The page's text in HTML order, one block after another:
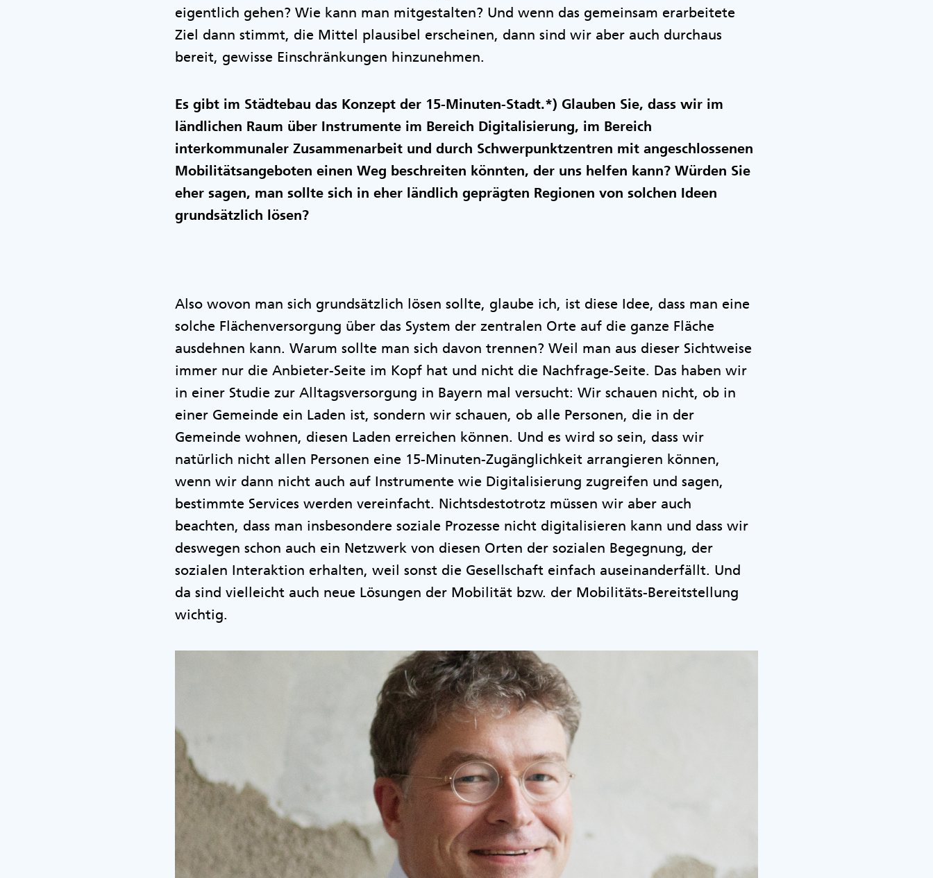
eigentlich gehen? Wie kann man mitgestalten? Und wenn das gemeinsam erarbeitete
Ziel dann stimmt, die Mittel plausibel erscheinen, dann sind wir aber auch durchaus
bereit, gewisse Einschränkungen hinzunehmen.
Es gibt im Städtebau das Konzept der 15-Minuten-Stadt.*) Glauben Sie, dass wir im
ländlichen Raum über Instrumente im Bereich Digitalisierung, im Bereich
interkommunaler Zusammenarbeit und durch Schwerpunktzentren mit angeschlossenen
Mobilitätsangeboten einen Weg beschreiten könnten, der uns helfen kann? Würden Sie
eher sagen, man sollte sich in eher ländlich geprägten Regionen von solchen Ideen
grundsätzlich lösen?
Also wovon man sich grundsätzlich lösen sollte, glaube ich, ist diese Idee, dass man eine
solche Flächenversorgung über das System der zentralen Orte auf die ganze Fläche
ausdehnen kann. Warum sollte man sich davon trennen? Weil man aus dieser Sichtweise
immer nur die Anbieter-Seite im Kopf hat und nicht die Nachfrage-Seite. Das haben wir
in einer Studie zur Alltagsversorgung in Bayern mal versucht: Wir schauen nicht, ob in
einer Gemeinde ein Laden ist, sondern wir schauen, ob alle Personen, die in der
Gemeinde wohnen, diesen Laden erreichen können. Und es wird so sein, dass wir
natürlich nicht allen Personen eine 15-Minuten-Zugänglichkeit arrangieren können,
wenn wir dann nicht auch auf Instrumente wie Digitalisierung zugreifen und sagen,
bestimmte Services werden vereinfacht. Nichtsdestotrotz müssen wir aber auch
beachten, dass man insbesondere soziale Prozesse nicht digitalisieren kann und dass wir
deswegen schon auch ein Netzwerk von diesen Orten der sozialen Begegnung, der
sozialen Interaktion erhalten, weil sonst die Gesellschaft einfach auseinanderfällt. Und
da sind vielleicht auch neue Lösungen der Mobilität bzw. der Mobilitäts-Bereitstellung
wichtig.